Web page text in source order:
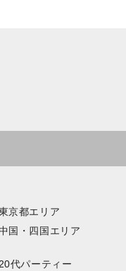
京都エリア
国・四国エリア
20代パーティー